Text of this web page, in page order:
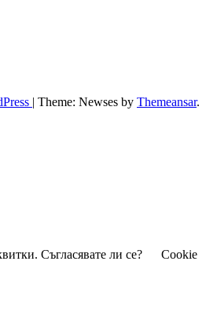
| Theme: Newses by Themeansar.
Съгласявате ли се?
Cookie